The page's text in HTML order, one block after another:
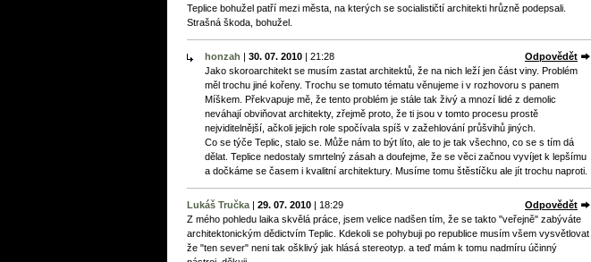
Teplice bohužel patří mezi města, na kterých se socialističtí architekti hrůzně podepsali.
Strašná škoda, bohužel.
honzah | 30. 07. 2010 | 21:28
Odpovědět
Jako skoroarchitekt se musím zastat architektů, že na nich leží jen část viny. Problém
měl trochu jiné kořeny. Trochu se tomuto tématu věnujeme i v rozhovoru s panem
Míškem. Překvapuje mě, že tento problém je stále tak živý a mnozí lidé z demolic
neváhají obviňovat architekty, zřejmě proto, že ti jsou v tomto procesu prostě
nejviditelnější, ačkoli jejich role spočívala spíš v zažehlování průšvihů jiných.
Co se týče Teplic, stalo se. Může nám to být líto, ale to je tak všechno, co se s tím dá
dělat. Teplice nedostaly smrtelný zásah a doufejme, že se věci začnou vyvíjet k lepšímu
a dočkáme se časem i kvalitní architektury. Musíme tomu štěstíčku ale jít trochu naproti.
Lukáš Tručka | 29. 07. 2010 | 18:29
Odpovědět
Z mého pohledu laika skvělá práce, jsem velice nadšen tím, že se takto "veřejně" zabýváte
architektonickým dědictvím Teplic. Kdekoli se pohybuji po republice musím všem vysvětlovat
že "ten sever" neni tak ošklivý jak hlásá stereotyp. a teď mám k tomu nadmíru účinný